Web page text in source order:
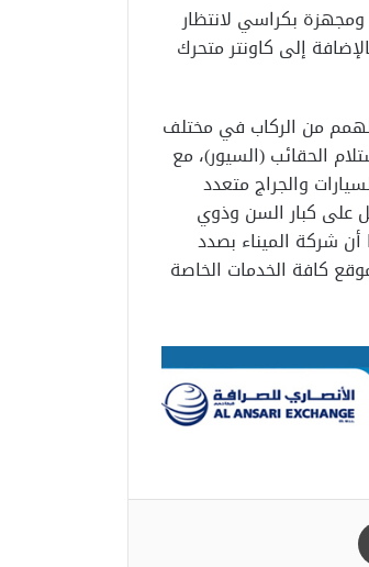
بكراسي لانتظار
إلى كاونتر متحرك
من الركاب في مختلف
الحقائب (السيور)، مع
والجراج متعدد
على كبار السن وذوي
أن شركة الميناء بصدد
كافة الخدمات الخاصة